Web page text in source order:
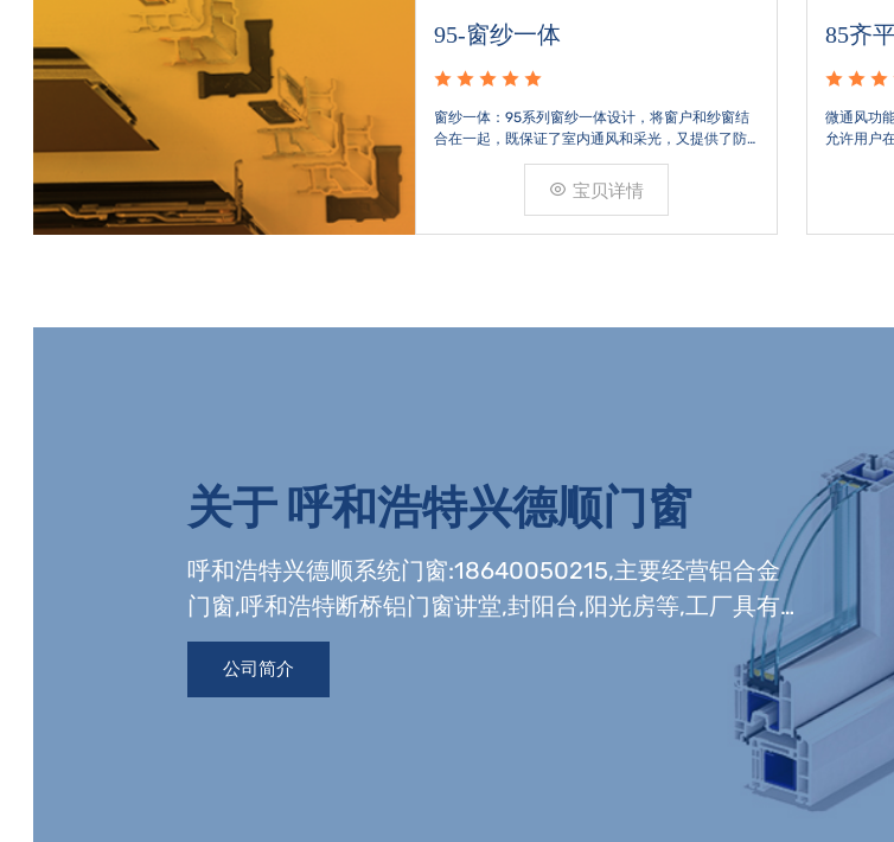
增加
质的
95-窗纱一体
窗纱一体：95系列窗纱一体设计，将窗户和纱窗结
合在一起，既保证了室内通风和采光，又提供了防
蚊虫的功能。铝合金框架：采用高品质铝合金材
料，坚固耐用，具有良好的耐腐蚀性和抗风压性。
双层玻璃：可能配备双层中空玻璃，提高隔音隔热
效果。纱网：内置纱网
宝贝详情
85齐平-微通风
微通风功能：该系列门窗特别设计了微通风功能，
允许用户在不完全开启窗户的情况下实现室内外空
对室内的直接影响。齐平设计：85齐平系列采用框
扇齐平的设计风格，使得窗户整体线条流畅，外观
宝贝详情
关于呼和浩特兴德顺门窗
呼和浩特兴德顺系统门窗:18640050215,主要经营铝合金
门窗,呼和浩特断桥铝门窗讲堂,封阳台,阳光房等,工厂具有
门窗工程资质,玻璃幕墙工程资质,有门窗组装生产线,及中
空玻璃生产线。
公司简介